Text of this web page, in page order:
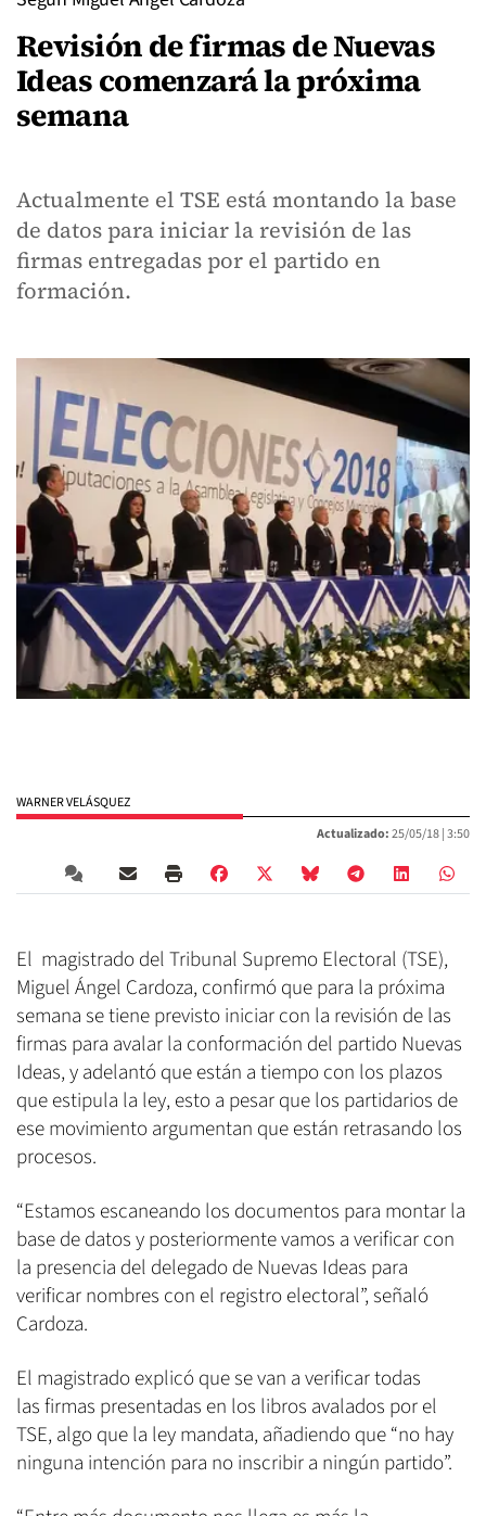
Revisión de firmas de Nuevas
Ideas comenzará la próxima
semana
Actualmente el TSE está montando la base
de datos para iniciar la revisión de las
firmas entregadas por el partido en
formación.
WARNER VELÁSQUEZ
Actualizado:25/05/18 |3:50
El magistrado del Tribunal Supremo Electoral (TSE),
Miguel Ángel Cardoza, confirmó que para la próxima
semana se tiene previsto iniciar con la revisión de las
firmas para avalar la conformación del partido Nuevas
Ideas, y adelantó que están a tiempo con los plazos
que estipula la ley, esto a pesar que los partidarios de
ese movimiento argumentan que están retrasando los
procesos.
“Estamos escaneando los documentos para montar la
base de datos y posteriormente vamos a verificar con
la presencia del delegado de Nuevas Ideas para
verificar nombres con el registro electoral”, señaló
Cardoza.
El magistrado explicó que se van a verificar todas
las firmas presentadas en los libros avalados por el
TSE, algo que la ley mandata, añadiendo que “no hay
ninguna intención para no inscribir a ningún partido”.